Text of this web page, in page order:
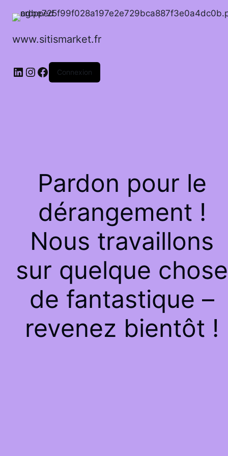
www.sitismarket.fr
LinkedIn
Instagram
Facebook
Connexion
Pardon pour le
dérangement !
Nous travaillons
sur quelque chose
de fantastique –
revenez bientôt !